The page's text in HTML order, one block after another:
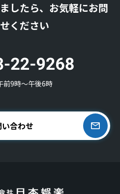
したら、お気軽にお問
ください
前9時〜午後6時
合わせ